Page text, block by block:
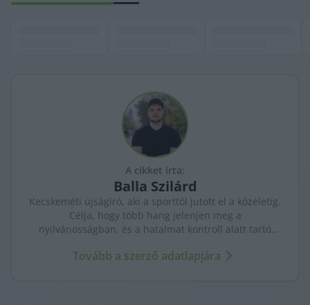
A cikket írta:
Balla Szilárd
Kecskeméti újságíró, aki a sporttól jutott el a közéletig.
Célja, hogy több hang jelenjen meg a
nyilvánosságban, és a hatalmat kontroll alatt tartó
kritikus szemmel követi.
Tovább a szerző adatlapjára